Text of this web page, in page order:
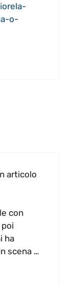
o-
articolo
con
ha
scena …